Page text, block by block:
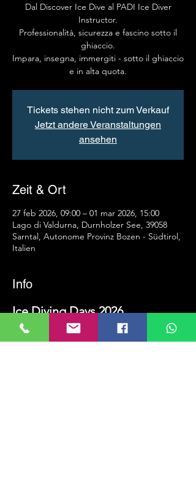
Dal Discover Ice Dive al PADI Ice Diver
Instructor.
Professionalità, sicurezza e fascino sotto il
ghiaccio.
Impara, insegna, immergiti - sotto il ghiaccio
e in alta quota.
Tickets stehen nicht zum Verkauf
Jetzt andere Veranstaltungen
ansehen
Zeit & Ort
27 feb 2026, 09:00 – 01 mar 2026, 15:00
Lago di Valdurna, Durnholzer See, 39058
Sarntal, Autonome Provinz Bozen - Südtirol,
Italien
Info
Ice Diving Days 2026
ICE Diving Days 2026 – Immergiti dove
gli altri si fermano.